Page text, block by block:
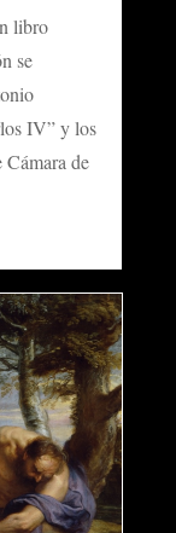
libro
se
IV” y los
de